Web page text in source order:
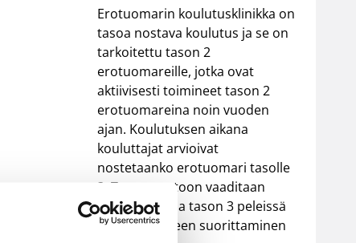
Erotuomarin koulutusklinikka on
tasoa nostava koulutus ja se on
tarkoitettu tason 2
erotuomareille, jotka ovat
aktiivisesti toimineet tason 2
erotuomareina noin vuoden
ajan. Koulutuksen aikana
kouluttajat arvioivat
nostetaanko erotuomari tasolle
3. Tason nostoon vaaditaan
valmius toimia tason 3 peleissä
ja sääntökokeen suorittaminen